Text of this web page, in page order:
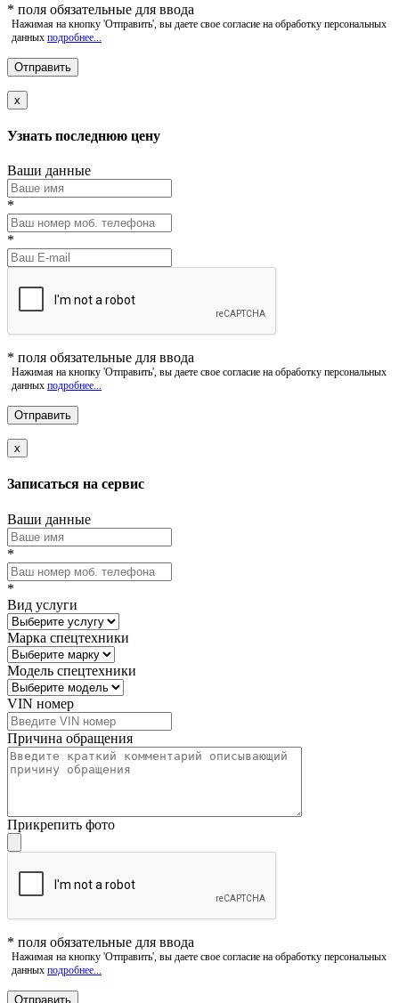
* поля обязательные для ввода
Нажимая на кнопку 'Отправить', вы даете свое согласие на обработку персональных
данных подробнее...
x
Узнать последнюю цену
Ваши данные
*
*
* поля обязательные для ввода
Нажимая на кнопку 'Отправить', вы даете свое согласие на обработку персональных
данных подробнее...
x
Записаться на сервис
Ваши данные
*
*
Вид услуги
Марка спецтехники
Модель спецтехники
VIN номер
Причина обращения
Прикрепить фото
* поля обязательные для ввода
Нажимая на кнопку 'Отправить', вы даете свое согласие на обработку персональных
данных подробнее...